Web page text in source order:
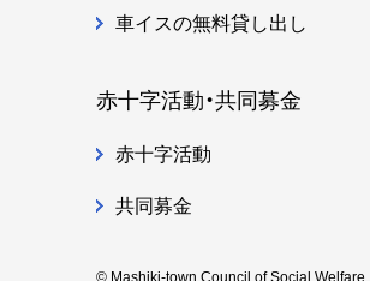
車イスの無料貸し出し
赤十字活動・共同募金
赤十字活動
共同募金
© Mashiki-town Council of Social Welfare.